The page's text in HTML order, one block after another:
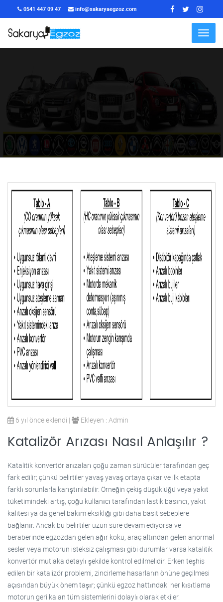
0541 447 09 47 info@sakaryaegzoz.com
Menu
6 yıl önce eklendi | Ekleyen : Admin
Katalizör Arızası Nasıl Anlaşılır ?
Katalitik konvertör arızaları çoğu zaman sürücüler tarafından geç
fark edilir; çünkü belirtiler yavaş yavaş ortaya çıkar ve ilk etapta
farklı sorunlarla karıştırılabilir. Örneğin çekiş düşüklüğü veya yakıt
tüketimindeki artış, çoğu kullanıcı tarafından lastik basıncı, yakıt
kalitesi ya da genel bakım eksikliği gibi daha basit sebeplere
bağlanır. Ancak bu belirtiler uzun süre devam ediyorsa ve
beraberinde egzozdan gelen ağır koku, araç altından gelen anormal
sesler veya motorun isteksiz çalışması gibi durumlar varsa katalitik
konvertör mutlaka detaylı şekilde kontrol edilmelidir. Erken teşhis
edilen bir katalizör problemi, zincirleme hasarların önüne geçilmesi
açısından büyük önem taşır; çünkü egzoz hattındaki her kısıtlama
motorun geri kalan tüm sistemlerini dolaylı olarak etkiler.